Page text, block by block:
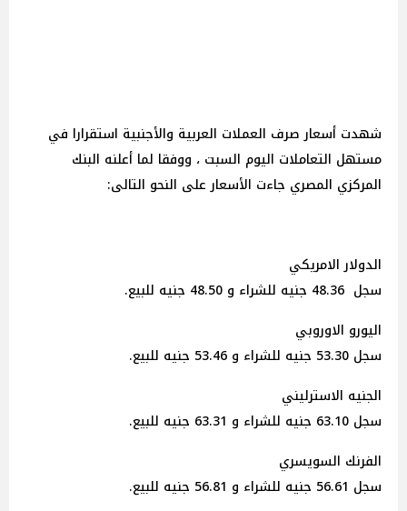
شهدت أسعار صرف العملات العربية والأجنبية استقرارا في
مستهل التعاملات اليوم السبت ، ووفقا لما أعلنه البنك
المركزي المصري جاءت الأسعار على النحو التالى:
الدولار الامريكي
سجل 48.36 جنيه للشراء و 48.50 جنيه للبيع.
اليورو الاوروبي
سجل 53.30 جنيه للشراء و 53.46 جنيه للبيع.
الجنيه الاسترليني
سجل 63.10 جنيه للشراء و 63.31 جنيه للبيع.
الفرنك السويسري
سجل 56.61 جنيه للشراء و 56.81 جنيه للبيع.